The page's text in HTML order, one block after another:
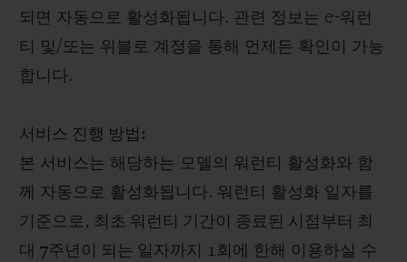
되면 자동으로 활성화됩니다. 관련 정보는 e-워런
티 및 / 또는 위블로 계정을 통해 언제든 확인이 가능
합니다.
서비스 진행 방법 :
본 서비스는 해당하는 모델의 워런티 활성화와 함
께 자동으로 활성화됩니다. 워런티 활성화 일자를
기준으로 , 최초 워런티 기간이 종료된 시점부터 최
대 7주년이 되는 일자까지 1 회에 한해 이용하실 수